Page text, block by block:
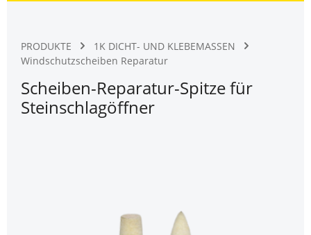
PRODUKTE
1K DICHT- UND KLEBEMASSEN
Windschutzscheiben Reparatur
Scheiben-Reparatur-Spitze für
Steinschlagöffner